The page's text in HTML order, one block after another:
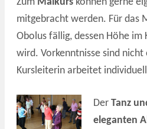
mitgebracht werden. Für das
Obolus fällig, dessen Höhe im
wird. Vorkenntnisse sind
Kursleiterin arbeitet
Der Tanz
eleganten